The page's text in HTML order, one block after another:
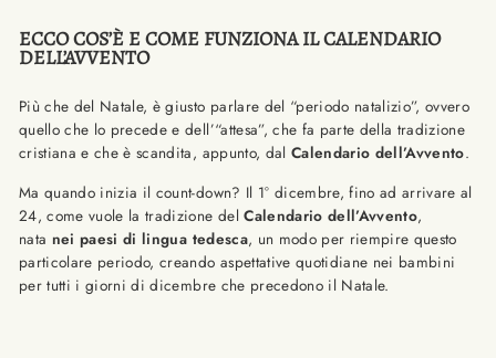
ECCO COS’È E COME FUNZIONA IL CALENDARIO
DELL’AVVENTO
Più che del Natale, è giusto parlare del “periodo natalizio”, ovvero
quello che lo precede e dell’“attesa”, che fa parte della tradizione
cristiana e che è scandita, appunto, dal Calendario dell’Avvento.
Ma quando inizia il count-down? Il 1° dicembre, fino ad arrivare al
24, come vuole la tradizione delCalendario dell’Avvento,
nata nei paesi di lingua tedesca, un modo per riempire questo
particolare periodo, creando aspettative quotidiane nei bambini
per tutti i giorni di dicembre che precedono il Natale.